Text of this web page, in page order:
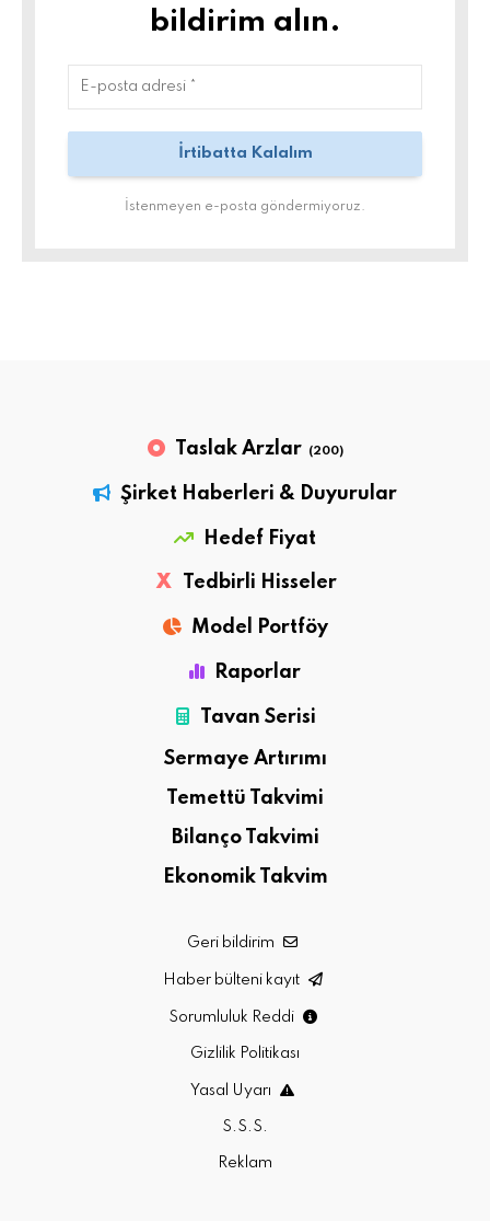
bildirim alın.
İstenmeyen e-posta göndermiyoruz.
Taslak Arzlar (200)
Şirket Haberleri & Duyurular
Hedef Fiyat
X Tedbirli Hisseler
Model Portföy
Raporlar
Tavan Serisi
Sermaye Artırımı
Temettü Takvimi
Bilanço Takvimi
Ekonomik Takvim
Geri bildirim
Haber bülteni kayıt
Sorumluluk Reddi
Gizlilik Politikası
Yasal Uyarı
S.S.S.
Reklam